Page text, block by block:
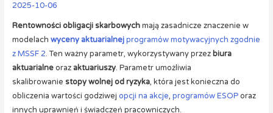
2025-10-06
Rentowności obligacji skarbowychmają zasadnicze znaczenie w
modelach wyceny aktuarialnej programów motywacyjnych zgodnie
z MSSF 2. Ten ważny parametr, wykorzystywany przezbiura
aktuarialneorazaktuariuszy. Parametr umożliwia
skalibrowanie stopy wolnej od ryzyka, która jest konieczna do
obliczenia wartości godziwej opcji na akcje, programów ESOPoraz
innych uprawnień i świadczeń pracowniczych.